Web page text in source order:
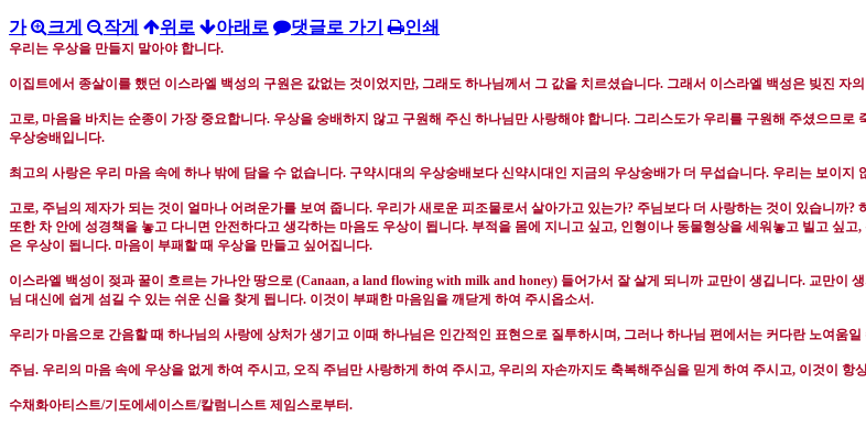
가 크게 작게 위로 아래로 댓글로 가기 인쇄
우리는 우상을 만들지 말아야 합니다.
이집트에서 종살이를 했던 이스라엘 백성의 구원은 값없는 것이었지만, 그래도 하나님께서 그 값을 치르셨습니다. 그래서 이스라엘 백성은 빚진 자
고로, 마음을 바치는 순종이 가장 중요합니다. 우상을 숭배하지 않고 구원해 주신 하나님만 사랑해야 합니다. 그리스도가 우리를 구원해 주셨으므로
우상숭배입니다.
최고의 사랑은 우리 마음 속에 하나 밖에 담을 수 없습니다. 구약시대의 우상숭배보다 신약시대인 지금의 우상숭배가 더 무섭습니다. 우리는 보이지
고로, 주님의 제자가 되는 것이 얼마나 어려운가를 보여 줍니다. 우리가 새로운 피조물로서 살아가고 있는가? 주님보다 더 사랑하는 것이 있습니까?
또한 차 안에 성경책을 놓고 다니면 안전하다고 생각하는 마음도 우상이 됩니다. 부적을 몸에 지니고 싶고, 인형이나 동물형상을 세워놓고 빌고 싶고,
은 우상이 됩니다. 마음이 부패할 때 우상을 만들고 싶어집니다.
이스라엘 백성이 젖과 꿀이 흐르는 가나안 땅으로 (Canaan, a land flowing with milk and honey) 들어가서 잘 살게 되니까 교만이 생깁니다. 교만이
님 대신에 쉽게 섬길 수 있는 쉬운 신을 찾게 됩니다. 이것이 부패한 마음임을 깨닫게 하여 주시옵소서.
우리가 마음으로 간음할 때 하나님의 사랑에 상처가 생기고 이때 하나님은 인간적인 표현으로 질투하시며, 그러나 하나님 편에서는 커다란 노여움
주님. 우리의 마음 속에 우상을 없게 하여 주시고, 오직 주님만 사랑하게 하여 주시고, 우리의 자손까지도 축복해주심을 믿게 하여 주시고, 이것이 항
수채화아티스트/기도에세이스트/칼럼니스트 제임스로부터.